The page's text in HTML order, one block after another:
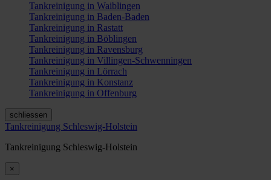
Tankreinigung in Waiblingen
Tankreinigung in Baden-Baden
Tankreinigung in Rastatt
Tankreinigung in Böblingen
Tankreinigung in Ravensburg
Tankreinigung in Villingen-Schwenningen
Tankreinigung in Lörrach
Tankreinigung in Konstanz
Tankreinigung in Offenburg
schliessen
Tankreinigung Schleswig-Holstein
Tankreinigung Schleswig-Holstein
×